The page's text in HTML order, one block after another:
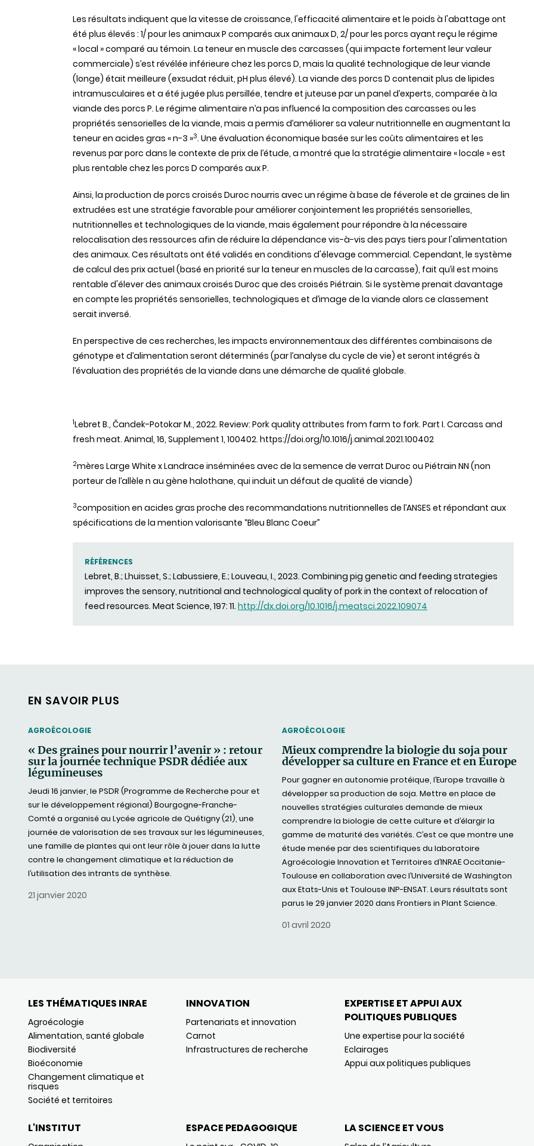
Les résultats indiquent que la vitesse de croissance, l'efficacité alimentaire et le poids à l'abattage ont
été plus élevés : 1/ pour les animauxP comparés auxanimauxD, 2/ pour les porcs ayant reçu le régime
« local »comparé au témoin. La teneuren muscle des carcasses (qui impacte fortement leurvaleur
commerciale) s’est révélée inférieure chez les porcs D, mais la qualité technologique de leurviande
(longe) était meilleure (exsudat réduit, pH plus élevé). La viande des porcs D contenait plus de lipides
intramusculaires et a été jugée plus persillée, tendre et juteuse par un panel d’experts, comparée à la
viande des porcs P. Le régime alimentaire n’a pas influencé la composition des carcasses ou les
propriétés sensorielles de la viande, mais a permis d’améliorersa valeurnutritionnelle en augmentant la
teneuren acides gras « n-3 »3. Une évaluation économique basée surles coûts alimentaires et les
revenus parporc dans le contexte de prix de l’étude, a montré que la stratégie alimentaire « locale » est
plus rentable chez les porcs D comparés auxP.
Ainsi, la production de porcs croisés Duroc nourris avec un régime à base de féverole et de graines de lin
extrudées est une stratégie favorable pouraméliorerconjointement les propriétés sensorielles,
nutritionnelles et technologiques de la viande, mais également pourrépondre à la nécessaire
relocalisation des ressources afin de réduire la dépendance vis-à-vis des pays tiers pourl'alimentation
des animaux. Ces résultats ont été validés en conditions d'élevage commercial. Cependant, le système
de calcul des prixactuel (basé en priorité surla teneuren muscles de la carcasse), fait qu’il est moins
rentable d'éleverdes animauxcroisés Duroc que des croisés Piétrain. Si le système prenait davantage
en compte les propriétés sensorielles, technologiques et d’image de la viande alors ce classement
serait inversé.
En perspective de ces recherches, les impacts environnementauxdes différentes combinaisons de
génotype et d’alimentation seront déterminés (parl’analyse du cycle de vie) et seront intégrés à
l’évaluation des propriétés de la viande dans une démarche de qualité globale.
1Lebret B., Čandek-PotokarM., 2022. Review: Pork quality attributes from farm to fork. Part I. Carcass and
fresh meat. Animal, 16, Supplement 1, 100402. https://doi.org/10.1016/j.animal.2021.100402
2mères Large White x Landrace inséminées avec de la semence de verrat Duroc ou Piétrain NN (non
porteurde l’allèle n au gène halothane, qui induit un défaut de qualité de viande)
3composition en acides gras proche des recommandations nutritionnelles de l’ANSES et répondant aux
spécifications de la mention valorisante “Bleu Blanc Coeur”
RÉFÉRENCES
Lebret, B.; Lhuisset, S.; Labussiere, E.; Louveau, I., 2023. Combining pig genetic and feeding strategies
improves the sensory, nutritional and technological quality of pork in the context of relocation of
feed resources. Meat Science, 197: 11. http://dx.doi.org/10.1016/j.meatsci.2022.109074
EN SAVOIR PLUS
THEMATIC
AGROÉCOLOGIE
« Des graines pour nourrir l’avenir » : retour
sur la journée technique PSDR dédiée aux
légumineuses
Jeudi 16 janvier, le PSDR (Programme de Recherche pour et
sur le développement régional) Bourgogne-Franche-
Comté a organisé au Lycée agricole de Quétigny (21), une
journée de valorisation de ses travaux sur les légumineuses,
une famille de plantes qui ont leur rôle à jouer dans la lutte
contre le changement climatique et la réduction de
l’utilisation des intrants de synthèse.
21 janvier 2020
THEMATIC
AGROÉCOLOGIE
Mieux comprendre la biologie du soja pour
développer sa culture en France et en Europe
Pour gagner en autonomie protéique, l’Europe travaille à
développer sa production de soja. Mettre en place de
nouvelles stratégies culturales demande de mieux
comprendre la biologie de cette culture et d’élargir la
gamme de maturité des variétés. C’est ce que montre une
étude menée par des scientifiques du laboratoire
Agroécologie Innovation et Territoires d’INRAE Occitanie-
Toulouse en collaboration avec l’Université de Washington
aux Etats-Unis et Toulouse INP-ENSAT. Leurs résultats sont
parus le 29 janvier 2020 dans Frontiers in Plant Science.
01 avril 2020
LES THÉMATIQUES INRAE
Agroécologie
Alimentation, santé globale
Biodiversité
Bioéconomie
Changement climatique et
risques
Société et territoires
INNOVATION
Partenariats et innovation
Carnot
Infrastructures de recherche
EXPERTISE ET APPUI AUX
POLITIQUES PUBLIQUES
Une expertise pour la société
Eclairages
Appui aux politiques publiques
L'INSTITUT ESPACE PEDAGOGIQUE LA SCIENCE ET VOUS